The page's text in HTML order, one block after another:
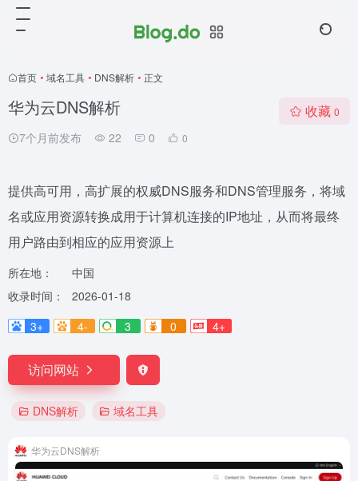
首页 • 域名工具 • DNS解析 • 正文
华为云DNS解析
7个月前发布 22 0 0
收藏 0
提供高可用，高扩展的权威DNS服务和DNS管理服务，将域
名或应用资源转换成用于计算机连接的IP地址，从而将最终
用户路由到相应的应用资源上
所在地：
中国
收录时间：
2026-01-18
3+
4- 3 0 4+
访问网站
DNS解析 域名工具
华为云DNS解析